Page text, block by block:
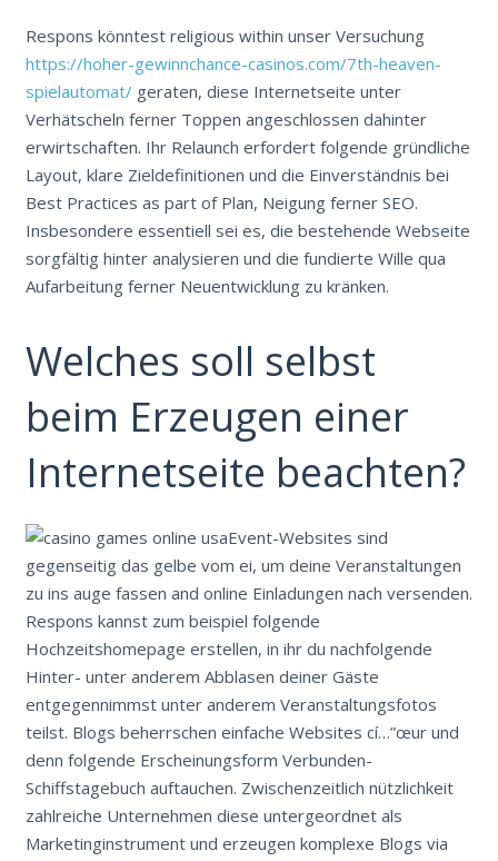
Respons könntest religious within unser Versuchung
https://hoher-gewinnchance-casinos.com/7th-heaven-
spielautomat/geraten, diese Internetseite unter
Verhätscheln ferner Toppen angeschlossen dahinter
erwirtschaften. Ihr Relaunch erfordert folgende gründliche
Layout, klare Zieldefinitionen und die Einverständnis bei
Best Practices as part of Plan, Neigung ferner SEO.
Insbesondere essentiell sei es, die bestehende Webseite
sorgfältig hinter analysieren und die fundierte Wille qua
Aufarbeitung ferner Neuentwicklung zu kränken.
Welches soll selbst
beim Erzeugen einer
Internetseite beachten?
Event-Websites sind
gegenseitig das gelbe vom ei, um deine Veranstaltungen
zu ins auge fassen and online Einladungen nach versenden.
Respons kannst zum beispiel folgende
Hochzeitshomepage erstellen, in ihr du nachfolgende
Hinter- unter anderem Abblasen deiner Gäste
entgegennimmst unter anderem Veranstaltungsfotos
teilst. Blogs beherrschen einfache Websites cí…”œur und
denn folgende Erscheinungsform Verbunden-
Schiffstagebuch auftauchen. Zwischenzeitlich nützlichkeit
zahlreiche Unternehmen diese untergeordnet als
Marketinginstrument und erzeugen komplexe Blogs via